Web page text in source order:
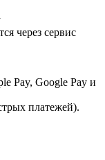
через сервис
Pay, Google Pay и
платежей).